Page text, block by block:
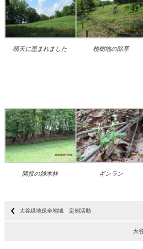
晴天に恵まれました 植樹地の除草
隣接の雑木林 ギンラン
大谷緑地保全地域 定例活動
大